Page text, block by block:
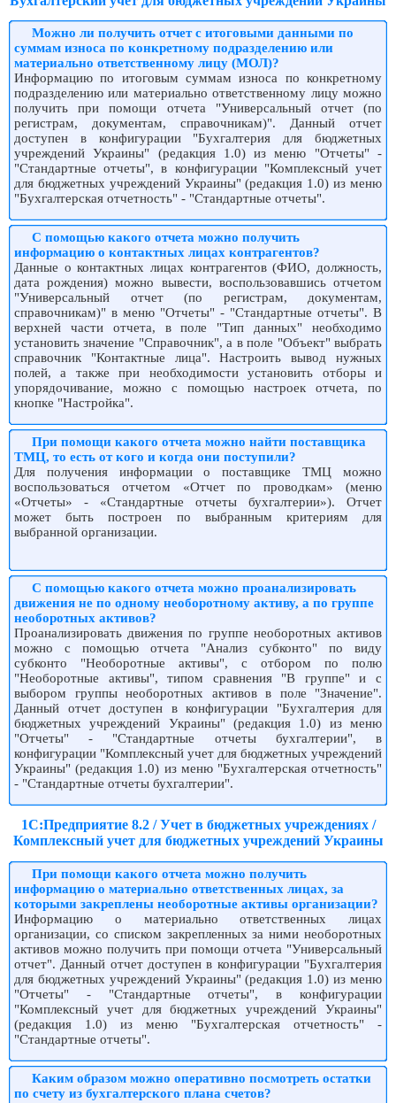
Можно ли получить отчет с итоговыми данными по
суммам износа по конкретному подразделению или
материально ответственному лицу (МОЛ)?
Информацию по итоговым суммам износа по конкретному
подразделению или материально ответственному лицу можно
получить при помощи отчета "Универсальный отчет (по
регистрам, документам, справочникам)". Данный отчет
доступен в конфигурации "Бухгалтерия для бюджетных
учреждений Украины" (редакция 1.0) из меню "Отчеты" -
"Стандартные отчеты", в конфигурации "Комплексный учет
для бюджетных учреждений Украины" (редакция 1.0) из меню
"Бухгалтерская отчетность" - "Стандартные отчеты".
С помощью какого отчета можно получить
информацию о контактных лицах контрагентов?
Данные о контактных лицах контрагентов (ФИО, должность,
дата рождения) можно вывести, воспользовавшись отчетом
"Универсальный отчет (по регистрам, документам,
справочникам)" в меню "Отчеты" - "Стандартные отчеты". В
верхней части отчета, в поле "Тип данных" необходимо
установить значение "Справочник", а в поле "Объект" выбрать
справочник "Контактные лица". Настроить вывод нужных
полей, а также при необходимости установить отборы и
упорядочивание, можно с помощью настроек отчета, по
кнопке "Настройка".
При помощи какого отчета можно найти поставщика
ТМЦ, то есть от кого и когда они поступили?
Для получения информации о поставщике ТМЦ можно
воспользоваться отчетом «Отчет по проводкам» (меню
«Отчеты» - «Стандартные отчеты бухгалтерии»). Отчет
может быть построен по выбранным критериям для
выбранной организации.
С помощью какого отчета можно проанализировать
движения не по одному необоротному активу, а по группе
необоротных активов?
Проанализировать движения по группе необоротных активов
можно с помощью отчета "Анализ субконто" по виду
субконто "Необоротные активы", с отбором по полю
"Необоротные активы", типом сравнения "В группе" и с
выбором группы необоротных активов в поле "Значение".
Данный отчет доступен в конфигурации "Бухгалтерия для
бюджетных учреждений Украины" (редакция 1.0) из меню
"Отчеты" - "Стандартные отчеты бухгалтерии", в
конфигурации "Комплексный учет для бюджетных учреждений
Украины" (редакция 1.0) из меню "Бухгалтерская отчетность"
- "Стандартные отчеты бухгалтерии".
1С:Предприятие 8.2 / Учет в бюджетных учреждениях /
Комплексный учет для бюджетных учреждений Украины
При помощи какого отчета можно получить
информацию о материально ответственных лицах, за
которыми закреплены необоротные активы организации?
Информацию о материально ответственных лицах
организации, со списком закрепленных за ними необоротных
активов можно получить при помощи отчета "Универсальный
отчет". Данный отчет доступен в конфигурации "Бухгалтерия
для бюджетных учреждений Украины" (редакция 1.0) из меню
"Отчеты" - "Стандартные отчеты", в конфигурации
"Комплексный учет для бюджетных учреждений Украины"
(редакция 1.0) из меню "Бухгалтерская отчетность" -
"Стандартные отчеты".
Каким образом можно оперативно посмотреть остатки
по счету из бухгалтерского плана счетов?